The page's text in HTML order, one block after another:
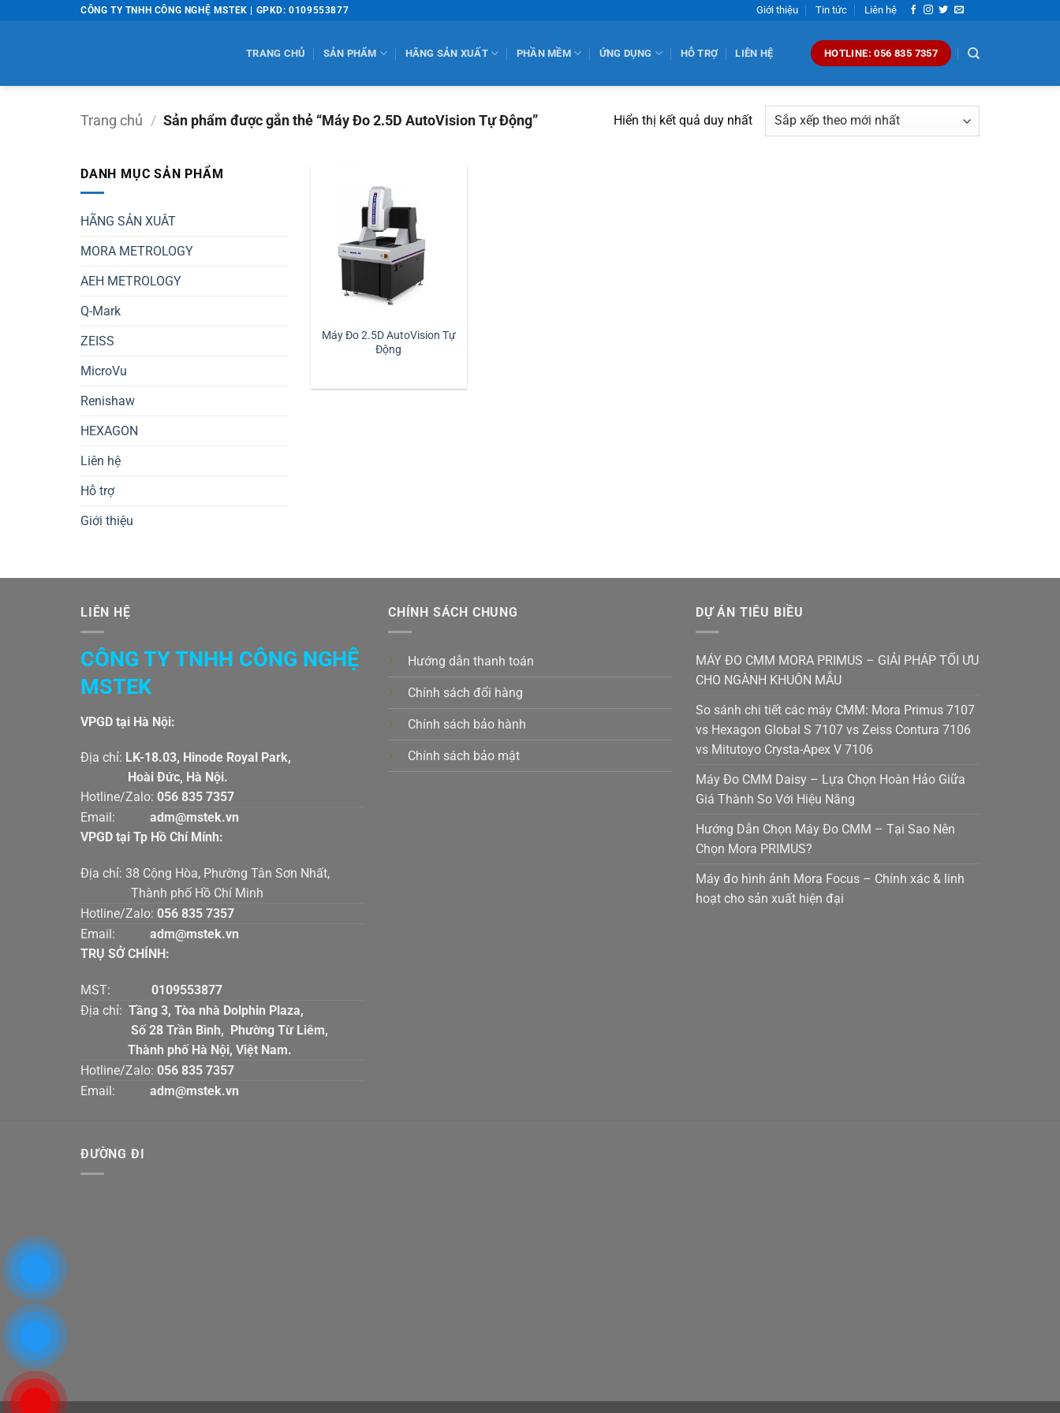
CÔNG TY TNHH CÔNG NGHỆ MSTEK | GPKD: 0109553877 Giới thiệu Tin tức Liên hệ
TRANG CHỦ SẢN PHẨM HÃNG SẢN XUẤT PHẦN MỀM ỨNG DỤNG HỖ TRỢ LIÊN HỆ HOTLINE: 056 835 7357
Trang chủ / Sản phẩm được gắn thẻ “Máy Đo 2.5D AutoVision Tự Động” Hiển thị kết quả duy nhất
DANH MỤC SẢN PHẨM
HÃNG SẢN XUÂT
MORA METROLOGY
AEH METROLOGY
Q-Mark
ZEISS
MicroVu
Renishaw
HEXAGON
Liên hệ
Hỗ trợ
Giới thiệu
Máy Đo 2.5D AutoVision Tự
Động
LIÊN HỆ
CÔNG TY TNHH CÔNG NGHỆ
MSTEK
VPGD tại Hà Nội:
Địa chỉ: LK-18.03, Hinode Royal Park,
Hoài Đức, Hà Nội.
Hotline/Zalo: 056 835 7357
Email:
adm@mstek.vn
VPGD tại Tp Hồ Chí Mính:
Địa chỉ: 38 Cộng Hòa, Phường Tân Sơn Nhất,
Thành phố Hồ Chí Minh
Hotline/Zalo: 056 835 7357
Email:
adm@mstek.vn
TRỤ SỞ CHÍNH:
MST: 0109553877
Địa chỉ: Tầng 3, Tòa nhà Dolphin Plaza,
Số 28 Trần Bình, Phường Từ Liêm,
Thành phố Hà Nội, Việt Nam.
Hotline/Zalo: 056 835 7357
Email:
adm@mstek.vn
CHÍNH SÁCH CHUNG
Hướng dẫn thanh toán
Chính sách đổi hàng
Chính sách bảo hành
Chính sách bảo mật
DỰ ÁN TIÊU BIỀU
MÁY ĐO CMM MORA PRIMUS – GIẢI PHÁP TỐI ƯU
CHO NGÀNH KHUÔN MẪU
So sánh chi tiết các máy CMM: Mora Primus 7107
vs Hexagon Global S 7107 vs Zeiss Contura 7106
vs Mitutoyo Crysta-Apex V 7106
Máy Đo CMM Daisy – Lựa Chọn Hoàn Hảo Giữa
Giá Thành So Với Hiệu Năng
Hướng Dẫn Chọn Máy Đo CMM – Tại Sao Nên
Chọn Mora PRIMUS?
Máy đo hình ảnh Mora Focus – Chính xác & linh
hoạt cho sản xuất hiện đại
ĐƯỜNG ĐI